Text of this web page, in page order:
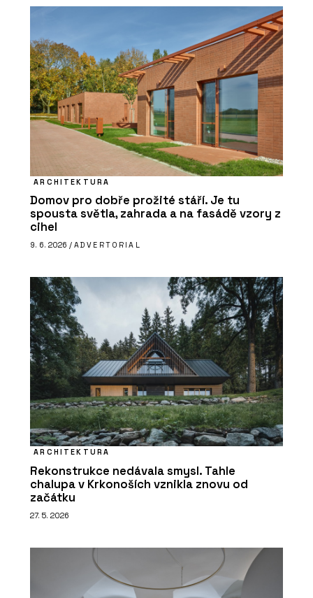
ARCHITEKTURA
Domov pro dobře prožité stáří. Je tu
spousta světla, zahrada a na fasádě vzory z
cihel
9. 6. 2026 / ADVERTORIAL
ARCHITEKTURA
Rekonstrukce nedávala smysl. Tahle
chalupa v Krkonoších vznikla znovu od
začátku
27. 5. 2026